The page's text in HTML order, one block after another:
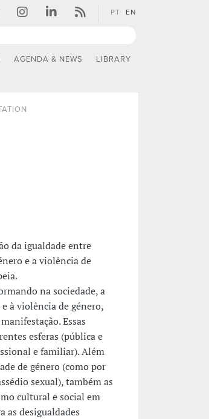
PT EN
AGENDA & NEWS LIBRARY
da igualdade entre
e a violência de
na sociedade, a
à violência de género,
Essas
esferas (pública e
e familiar). Além
de género (como por
sexual), também as
cultural e social em
as desigualdades